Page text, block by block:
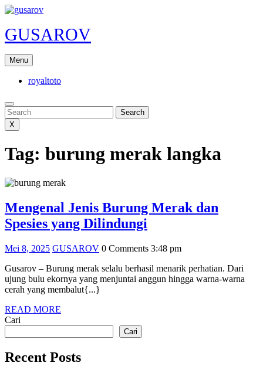
Skip
content
GUSAROV
Menu
royaltoto
Search
Search
X
Tag: burung merak langka
Mengenal Jenis Burung Merak dan
Spesies yang Dilindungi
Burung
Merak
dan
Mei 8, 2025Mei
2025
GUSAROVGUSAROV
0 Comments 3:48 pm
Gusarov – Burung merak selalu berhasil menarik perhatian. Dari
ujung bulu ekornya yang menjuntai anggun hingga warna-warna
cerah yang membalut{...}
READ MORE
Cari
Cari
Recent Posts